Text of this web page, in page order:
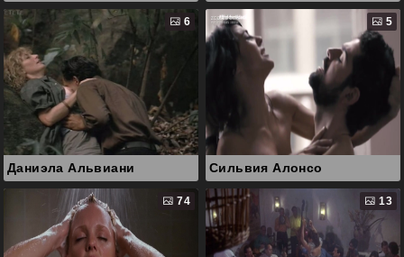
6
Даниэла Альвиани
5
Сильвия Алонсо
74 13